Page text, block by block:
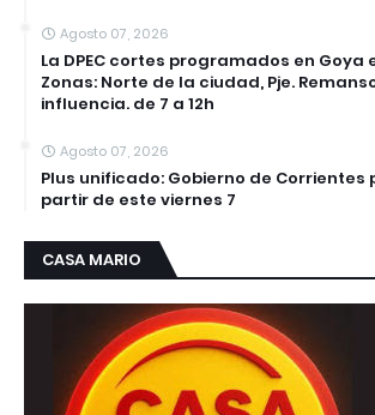
Agosto 07, 2026
La DPEC cortes programados en Goya
Zonas: Norte de la ciudad, Pje.
influencia. de 7 a 12h
Agosto 07, 2026
Plus unificado: Gobierno de
partir de este viernes 7
CASA MARIO